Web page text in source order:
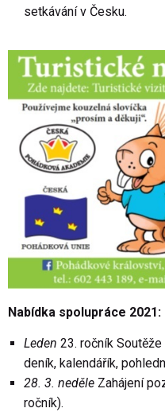
setkávání v Česku.
Nabídka spolupráce 2021:
Leden 23. ročník
deník, kalendářík,
28. 3. neděle Zahájení
ročník).